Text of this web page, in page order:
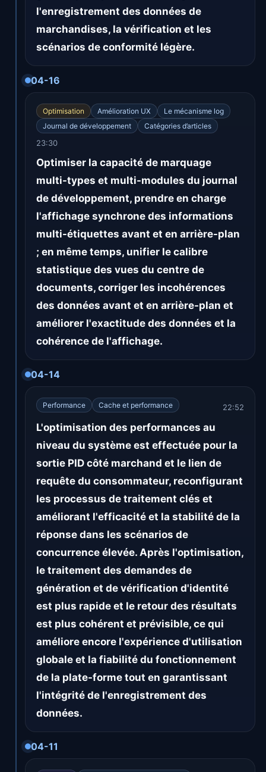
l'enregistrement des données de
marchandises, la vérification et les
scénarios de conformité légère.
04-16
Optimisation Amélioration UX
Le mécanisme log
Journal de développement
Catégories d’articles
23:30
Optimiser la capacité de marquage
multi-types et multi-modules du journal
de développement, prendre en charge
l'affichage synchrone des informations
multi-étiquettes avant et en arrière-plan
; en même temps, unifier le calibre
statistique des vues du centre de
documents, corriger les incohérences
des données avant et en arrière-plan et
améliorer l'exactitude des données et la
cohérence de l'affichage.
04-14
Performance Cache et performance 22:52
L'optimisation des performances au
niveau du système est effectuée pour la
sortie PID côté marchand et le lien de
requête du consommateur, reconfigurant
les processus de traitement clés et
améliorant l'efficacité et la stabilité de la
réponse dans les scénarios de
concurrence élevée. Après l'optimisation,
le traitement des demandes de
génération et de vérification d'identité
est plus rapide et le retour des résultats
est plus cohérent et prévisible, ce qui
améliore encore l'expérience d'utilisation
globale et la fiabilité du fonctionnement
de la plate-forme tout en garantissant
l'intégrité de l'enregistrement des
données.
04-11